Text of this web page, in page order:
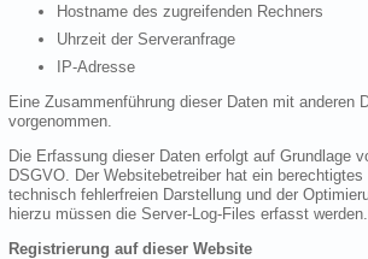
Hostname des zugreifenden Rechners
Uhrzeit der Serveranfrage
IP-Adresse
Eine Zusammenführung dieser Daten mit anderen
vorgenommen.
Die Erfassung dieser Daten erfolgt auf Grundlage
DSGVO. Der Websitebetreiber hat ein
technisch fehlerfreien Darstellung und der
hierzu müssen die Server-Log-Files erfasst werden.
Registrierung auf dieser Website